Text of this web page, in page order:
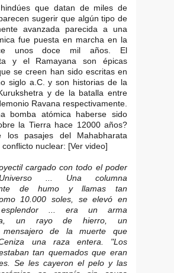
que datan de miles de
sugerir que algún tipo de
avanzada parecida a una
fue puesta en marcha en la
unos doce mil años. El
y el Ramayana son épicas
se creen han sido escritas en
siglo a.C. y son historias de la
y de la batalla entre
Ravana respectivamente.
bomba atómica haberse sido
la Tierra hace 12000 años?
los pasajes del Mahabharata
nuclear: [Ver video]
cargado con todo el poder
... Una columna
de humo y llamas tan
10.000 soles, se elevó en
... era un arma
un rayo de hierro, un
mensajero de la muerte que
una raza entera. "Los
tan quemados que eran
Se les cayeron el pelo y las